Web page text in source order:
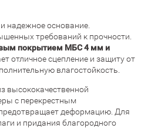
надежное основание.
требований к прочности.
покрытием МБС 4 мм и
отличное сцепление и защиту от
влагостойкость.
высококачественной
с перекрестным
деформацию. Для
и придания благородного